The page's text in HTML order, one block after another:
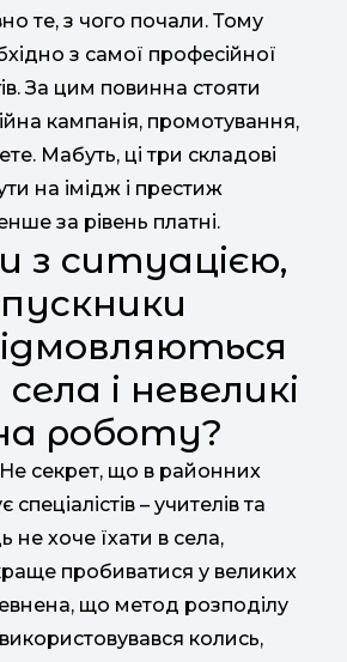
те, з чого почали. Тому
з самої професійної
За цим повинна стояти
кампанія, промотування,
Мабуть, ці три складові
на імідж і престиж
за рівень платні.
з ситуацією,
і невеликі
роботу?
секрет, що в районних
– учителів та
не хоче їхати в села,
пробиватися у великих
що метод розподілу
колись,